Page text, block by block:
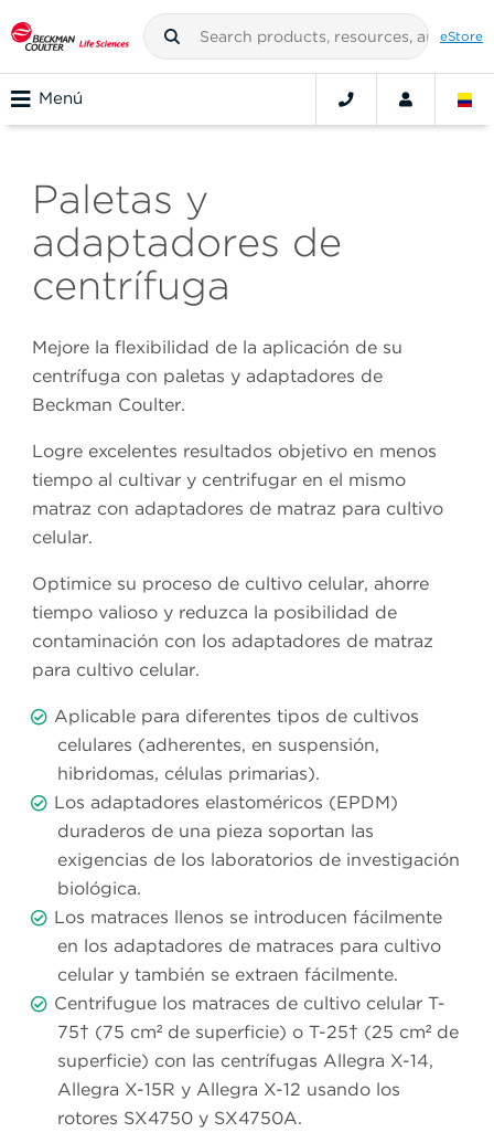
eStore
Menú
Paletas y
adaptadores de
centrífuga
Mejore la flexibilidad de la aplicación de su
centrífuga con paletas y adaptadores de
Beckman Coulter.
Logre excelentes resultados objetivo en menos
tiempo al cultivar y centrifugar en el mismo
matraz con adaptadores de matraz para cultivo
celular.
Optimice su proceso de cultivo celular, ahorre
tiempo valioso y reduzca la posibilidad de
contaminación con los adaptadores de matraz
para cultivo celular.
Aplicable para diferentes tipos de cultivos
celulares (adherentes, en suspensión,
hibridomas, células primarias).
Los adaptadores elastoméricos (EPDM)
duraderos de una pieza soportan las
exigencias de los laboratorios de investigación
biológica.
Los matraces llenos se introducen fácilmente
en los adaptadores de matraces para cultivo
celular y también se extraen fácilmente.
Centrifugue los matraces de cultivo celular T-
75† (75 cm² de superficie) o T-25† (25 cm² de
superficie) con las centrífugas Allegra X-14,
Allegra X-15R y Allegra X-12 usando los
rotores SX4750 y SX4750A.